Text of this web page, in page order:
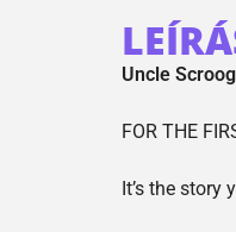
Uncle
FOR THE
It’s the story